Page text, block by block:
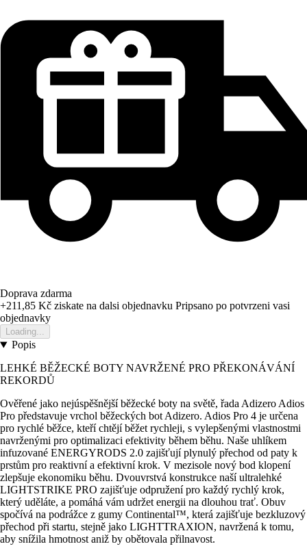
Doprava zdarma
+211,85 Kč ziskate na dalsi objednavku Pripsano po potvrzeni vasi
objednavky
Loading...
Popis
LEHKÉ BĚŽECKÉ BOTY NAVRŽENÉ PRO PŘEKONÁVÁNÍ
REKORDŮ
Ověřené jako nejúspěšnější běžecké boty na světě, řada Adizero Adios
Pro představuje vrchol běžeckých bot Adizero. Adios Pro 4 je určena
pro rychlé běžce, kteří chtějí běžet rychleji, s vylepšenými vlastnostmi
navrženými pro optimalizaci efektivity během běhu. Naše uhlíkem
infuzované ENERGYRODS 2.0 zajišťují plynulý přechod od paty k
prstům pro reaktivní a efektivní krok. V mezisole nový bod klopení
zlepšuje ekonomiku běhu. Dvouvrstvá konstrukce naší ultralehké
LIGHTSTRIKE PRO zajišťuje odpružení pro každý rychlý krok,
který uděláte, a pomáhá vám udržet energii na dlouhou trať. Obuv
spočívá na podrážce z gumy Continental™, která zajišťuje bezkluzový
přechod při startu, stejně jako LIGHTTRAXION, navržená k tomu,
aby snížila hmotnost aniž by obětovala přilnavost.